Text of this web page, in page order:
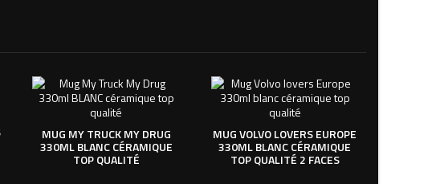
MUG MY TRUCK MY DRUG
330ML BLANC CÉRAMIQUE
TOP QUALITÉ
MUG VOLVO LOVERS EUROPE
330ML BLANC CÉRAMIQUE
TOP QUALITÉ 2 FACES